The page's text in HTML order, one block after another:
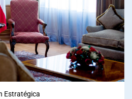
Estratégica